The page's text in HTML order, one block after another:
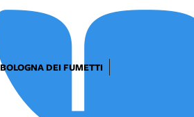
BOLOGNA DEI FUMETTI